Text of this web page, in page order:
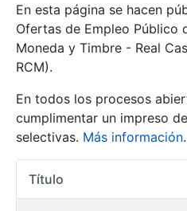
Mostrar/Ocultar
En esta página se hacen
Ofertas de Empleo Público
Moneda y Timbre - Real
RCM).
En todos los procesos
cumplimentar un impreso
selectivas. Más información.
Título